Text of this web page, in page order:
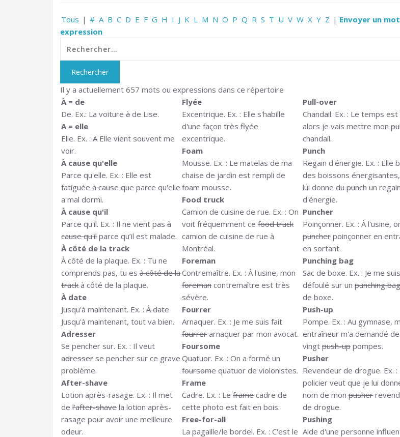
Tous | # A B C D E F G H I J K L M N O P Q R S T U V W X Y Z | Envoyer un
expression
Il y a actuellement 657 mots ou expressions dans ce répertoire
À = de
De. Ex.: La voitureà de Lise.
A = elle
Elle. Ex. :A Elle vient souvent me
voir.
À cause qu'elle
Parce qu'elle. Ex. : Elle est
fatiguéeà cause que parce qu'elle
a mal dormi.
À cause qu'il
Parce qu'il. Ex. : Il ne vient pasà
cause qu'il parce qu’il est malade.
À côté de la track
À côté de la plaque. Ex. : Tu ne
comprends pas, tu esà côté de la
track à côté de la plaque.
À date
Jusqu'à maintenant. Ex. :À date
Jusqu'à maintenant, tout va bien.
Adresser
Se pencher sur. Ex. : Il veut
adresser se pencher sur ce grave
problème.
After-shave
Lotion après-rasage. Ex. : Il met
del'after-shave la lotion après-
rasage pour avoir une meilleure
odeur.
Flyée
Excentrique. Ex. : Elle s'habille
d'une façon trèsflyée
excentrique.
Foam
Mousse. Ex. : Le matelas de ma
chaise de jardin est rempli de
foam mousse.
Food truck
Camion de cuisine de rue. Ex. : On
voit fréquemment cefood truck
camion de cuisine de rue à
Montréal.
Foreman
Contremaître. Ex. : À l'usine, mon
foreman contremaître est très
sévère.
Fourrer
Arnaquer. Ex. : Je me suis fait
fourrer arnaquer par mon avocat.
Foursome
Quatuor. Ex. : On a formé un
foursome quatuor de violonistes.
Frame
Cadre. Ex. : Leframe cadre de
cette photo est fait en bois.
Free-for-all
La pagaille/le bordel. Ex. : C'est le
Pull-over
Chandail. Ex. : Le temps
alors je vais mettre mon
chandail.
Punch
Regain d'énergie. Ex. : Elle
des boissons
lui donnedu punch un regain
d'énergie.
Puncher
Poinçonner. Ex. : À l'usine,
puncher poinçonner en
en sortant.
Punching bag
Sac de boxe. Ex. : Je me suis
défoulé sur unpunching bag
de boxe.
Push-up
Pompe. Ex. : Au gymnase,
entraîneur m'a demandé
vingtpush-up pompes.
Pusher
Revendeur de drogue. Ex. :
policier veut que je lui
nom de monpusher
de drogue.
Pushing
Aide d'une personne